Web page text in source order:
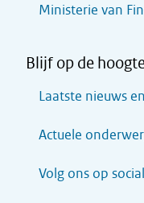
Ministerie van
Blijf op de
Laatste nieuws
Actuele
Volg ons op